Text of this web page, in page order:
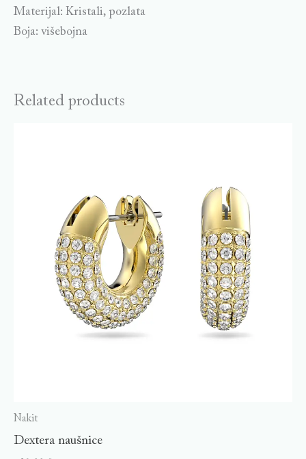
Materijal: Kristali, pozlata
Boja: višebojna
Related products
Nakit
Dextera naušnice